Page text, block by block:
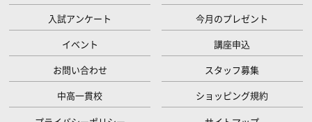
入試アンケート
今月のプレゼント
イベント
講座申込
お問い合わせ
スタッフ募集
中高一貫校
ショッピング規約